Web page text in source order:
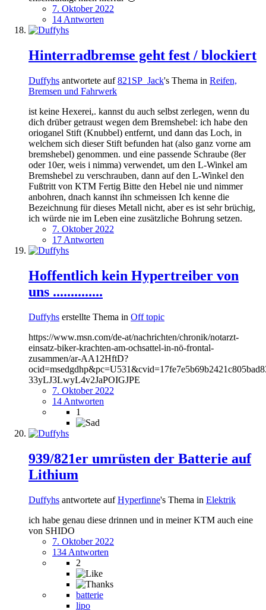
7. Oktober 2022
14 Antworten
Hinterradbremse geht fest / blockiert
Duffyhs antwortete auf821SP_Jack's Thema in Reifen,
Bremsen und Fahrwerk
ist keine Hexerei,. kannst du auch selbst zerlegen, wenn du
dich drüber getraust wegen dem Bremshebel: ich habe den
orioganel Stift (Knubbel) entfernt, und dann das Loch, in
welchem sich dieser Stift befunden hat (also ganz vorne am
bremshebel) genommen. und eine passende Schraube (8er
oder 10er, weis i nimma) verwendet, um den L-Winkel am
Bremshebel zu verschrauben, dann auf den L-Winkel den
Fußtritt von KTM Fertig Bitte den Hebel nie und nimmer
anbohren, dnach kannst ihn schmeissen Ich kenne die
Bezeichnung für dieses Metall nicht, aber es ist sehr brüchig,
ich würde nie im Leben eine zusätzliche Bohrung setzen.
7. Oktober 2022
17 Antworten
Hoffentlich kein Hypertreiber von
uns ..............
Duffyhs erstellte Thema in Off topic
https://www.msn.com/de-at/nachrichten/chronik/notarzt-
einsatz-biker-krachten-am-ochsattel-in-nö-frontal-
zusammen/ar-AA12HftD?
33yLJ3LwyL4v2JaPOIGJPE
7. Oktober 2022
14 Antworten
1
939/821er umrüsten der Batterie auf
Lithium
Duffyhs antwortete aufHyperfinne's Thema in Elektrik
ich habe genau diese drinnen und in meiner KTM auch eine
von SHIDO
7. Oktober 2022
134 Antworten
2
batterie
lipo